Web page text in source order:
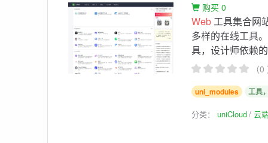
购买 0
Web工具集合网
多样的在线工具
具，设计师依赖
（
uni_modules 工具
分类：uniCloud 云